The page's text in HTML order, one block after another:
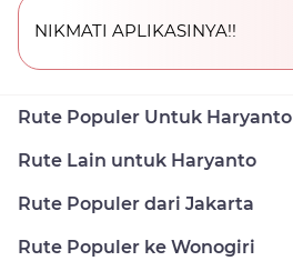
NIKMATI APLIKASINYA!!
Rute Populer Untuk Haryanto
Rute Lain untuk Haryanto
Rute Populer dari Jakarta
Rute Populer ke Wonogiri